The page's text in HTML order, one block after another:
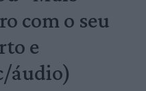
com o seu
e
áudio)